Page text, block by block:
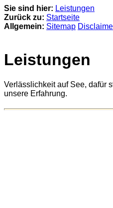
Sie sind hier: Leistungen
Zurück zu: Startseite
Allgemein: Sitemap
Leistungen
Verlässlichkeit auf See, dafür
unsere Erfahrung.